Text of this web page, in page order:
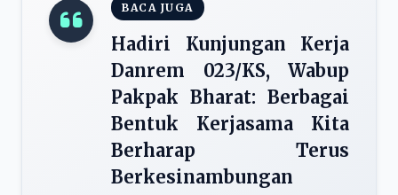
BACA JUGA
Hadiri Kunjungan Kerja
Danrem 023/KS, Wabup
Pakpak Bharat: Berbagai
Bentuk Kerjasama Kita
Berharap Terus
Berkesinambungan